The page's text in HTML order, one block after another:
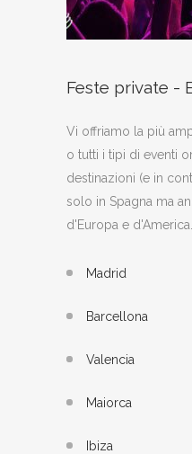
Feste private -
Vi offriamo la più
o tutti i tipi di eventi
destinazioni (e in
solo in Spagna ma
d'Europa e d'America.
Madrid
Barcellona
Valencia
Maiorca
Ibiza